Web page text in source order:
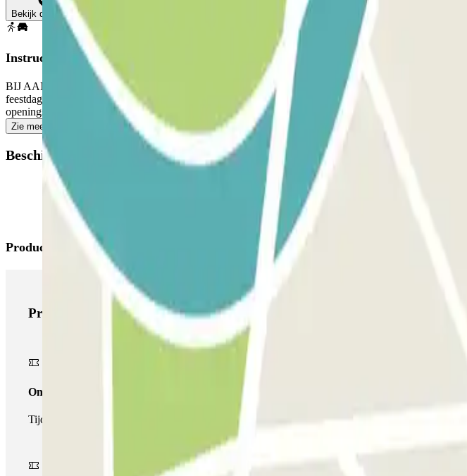
Bekijk de kaart
Instructies
BIJ AANKOMST: Ga de parkeerplaats op en parkeer op een vrije plaats. De openingstijden van het
feestdagen, maar buiten deze tijden 24 uur per dag toegankelijk met een toetsenbord. BUITEN DE
openingsuren van het personeel je in- en uitgangen te openen.
Zie meer
Beschikbare producten
Producten van Parclick
Producten van Parclick
Onepass
Tijdens je verblijf kun je de parkeerplaats maar één keer op- en afrijden.